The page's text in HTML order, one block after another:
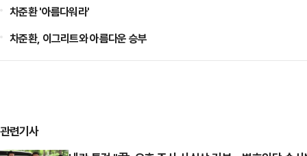
차준환 '아름다워라'
차준환, 이그리트와 아름다운 승부
관련기사